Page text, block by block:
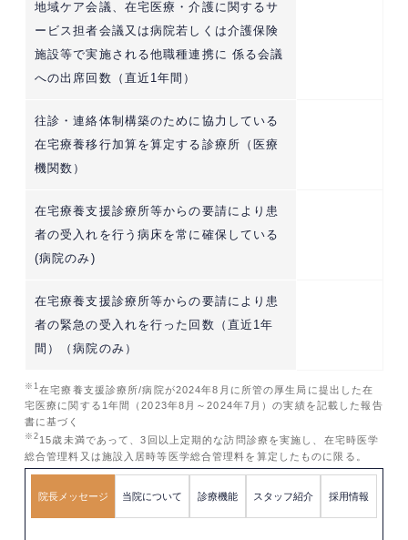
地域ケア会議、在宅医療・介護に関するサ
ービス担者会議又は病院若しくは介護保険
施設等で実施される他職種連携に 係る会議
への出席回数（直近1年間）
往診・連絡体制構築のために協力している
在宅療養移行加算を算定する診療所（医療
機関数）
在宅療養支援診療所等からの要請により患
者の受入れを行う病床を常に確保している
(病院のみ)
在宅療養支援診療所等からの要請により患
者の緊急の受入れを行った回数（直近1年
間）（病院のみ）
※1 在宅療養支援診療所/病院が2024年8月に所管の厚生局に提出した在
宅医療に関する1年間（2023年8月～2024年7月）の実績を記載した報告
書に基づく
※2 15歳未満であって、3回以上定期的な訪問診療を実施し、在宅時医学
総合管理料又は施設入居時等医学総合管理料を算定したものに限る。
院長メッセージ 当院について 診療機能 スタッフ紹介 採用情報